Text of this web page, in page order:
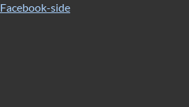
Facebook-side